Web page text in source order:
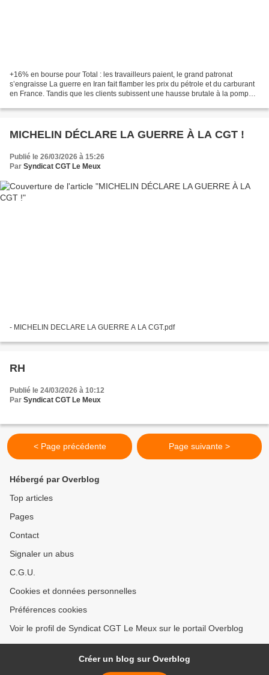
+16% en bourse pour Total : les travailleurs paient, le grand patronat
s’engraisse La guerre en Iran fait flamber les prix du pétrole et du carburant
en France. Tandis que les clients subissent une hausse brutale à la pompe,
MICHELIN DÉCLARE LA GUERRE À LA CGT !
Publié le 26/03/2026 à 15:26
Par Syndicat CGT Le Meux
- MICHELIN DECLARE LA GUERRE A LA CGT.pdf
RH
Publié le 24/03/2026 à 10:12
Par Syndicat CGT Le Meux
< Page précédente Page suivante >
Hébergé par Overblog
Top articles
Pages
Contact
Signaler un abus
C.G.U.
Cookies et données personnelles
Préférences cookies
Voir le profil de Syndicat CGT Le Meux sur le portail Overblog
Créer un blog sur Overblog